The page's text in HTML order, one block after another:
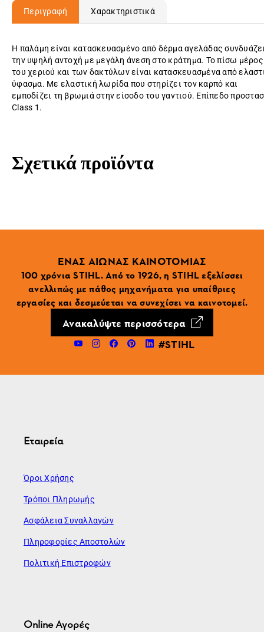
Περιγραφή Χαρακτηριστικά
Η παλάμη είναι κατασκευασμένο από δέρμα αγελάδας
την υψηλή αντοχή με μεγάλη άνεση στο κράτημα. Το πίσω μέρος
του χεριού και των δακτύλων είναι κατασκευασμένα από
ύφασμα. Με ελαστική λωρίδα που στηρίζει τον καρπό και
εμποδίζει τη βρωμιά στην είσοδο του γαντιού. Επίπεδο
Class 1.
Σχετικά προϊόντα
ΕΝΑΣ ΑΙΩΝΑΣ ΚΑΙΝΟΤΟΜΙΑΣ
100 χρόνια STIHL. Από το 1926, η STIHL εξελίσσει
ανελλιπώς με πάθος μηχανήματα για υπαίθριες
εργασίες και δεσμεύεται να συνεχίσει να καινοτομεί.
Ανακαλύψτε περισσότερα
#STIHL
Εταιρεία
Όροι Χρήσης
Τρόποι Πληρωμής
Ασφάλεια Συναλλαγών
Πληροφορίες Αποστολών
Πολιτική Επιστροφών
Online Αγορές